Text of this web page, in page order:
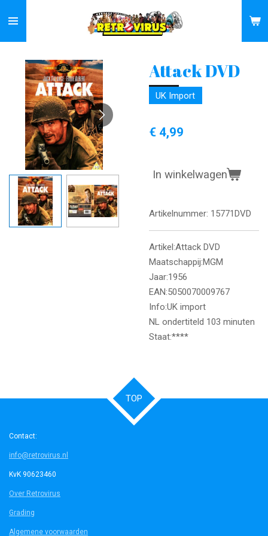
direct
naar
hoofdinhoud
Attack DVD
UK Import
€ 4,99
In winkelwagen
Artikelnummer: 15771DVD
Artikel:Attack DVD
Maatschappij:MGM
Jaar:1956
EAN:5050070009767
Info:UK import
NL ondertiteld 103 minuten
Staat:****
TOP
Contact:
info@retrovirus.nl
KvK 90623460
Over Retrovirus
Grading
Algemene voorwaarden